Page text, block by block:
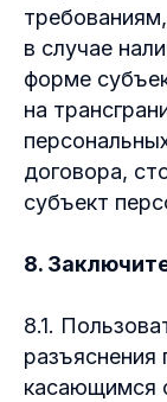
в случае
форме
на
договора,
субъект
8.
8.1.
касающимся